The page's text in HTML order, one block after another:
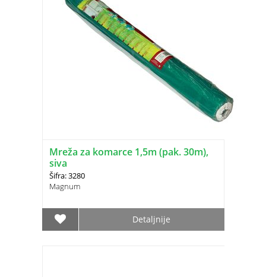
Mreža za komarce 1,5m (pak. 30m),
siva
Šifra: 3280
Magnum
Detaljnije